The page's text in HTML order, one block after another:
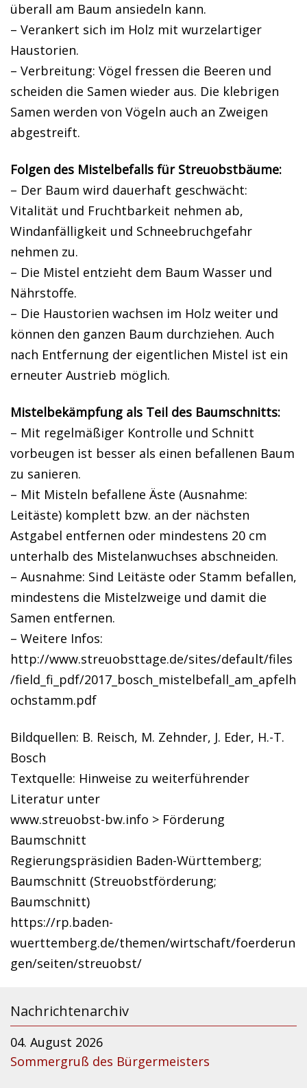
überall am Baum ansiedeln kann.
– Verankert sich im Holz mit wurzelartiger
Haustorien.
– Verbreitung: Vögel fressen die Beeren und
scheiden die Samen wieder aus. Die klebrigen
Samen werden von Vögeln auch an Zweigen
abgestreift.
Folgen des Mistelbefalls für Streuobstbäume:
– Der Baum wird dauerhaft geschwächt:
Vitalität und Fruchtbarkeit nehmen ab,
Windanfälligkeit und Schneebruchgefahr
nehmen zu.
– Die Mistel entzieht dem Baum Wasser und
Nährstoffe.
– Die Haustorien wachsen im Holz weiter und
können den ganzen Baum durchziehen. Auch
nach Entfernung der eigentlichen Mistel ist ein
erneuter Austrieb möglich.
Mistelbekämpfung als Teil des Baumschnitts:
– Mit regelmäßiger Kontrolle und Schnitt
vorbeugen ist besser als einen befallenen Baum
zu sanieren.
– Mit Misteln befallene Äste (Ausnahme:
Leitäste) komplett bzw. an der nächsten
Astgabel entfernen oder mindestens 20 cm
unterhalb des Mistelanwuchses abschneiden.
– Ausnahme: Sind Leitäste oder Stamm befallen,
mindestens die Mistelzweige und damit die
Samen entfernen.
– Weitere Infos:
http://www.streuobsttage.de/sites/default/files
/field_fi_pdf/2017_bosch_mistelbefall_am_apfelh
ochstamm.pdf
Bildquellen: B. Reisch, M. Zehnder, J. Eder, H.-T.
Bosch
Textquelle: Hinweise zu weiterführender
Literatur unter
www.streuobst-bw.info > Förderung
Baumschnitt
Regierungspräsidien Baden-Württemberg;
Baumschnitt (Streuobstförderung;
Baumschnitt)
https://rp.baden-
wuerttemberg.de/themen/wirtschaft/foerderun
gen/seiten/streuobst/
Nachrichtenarchiv
04. August 2026
Sommergruß des Bürgermeisters